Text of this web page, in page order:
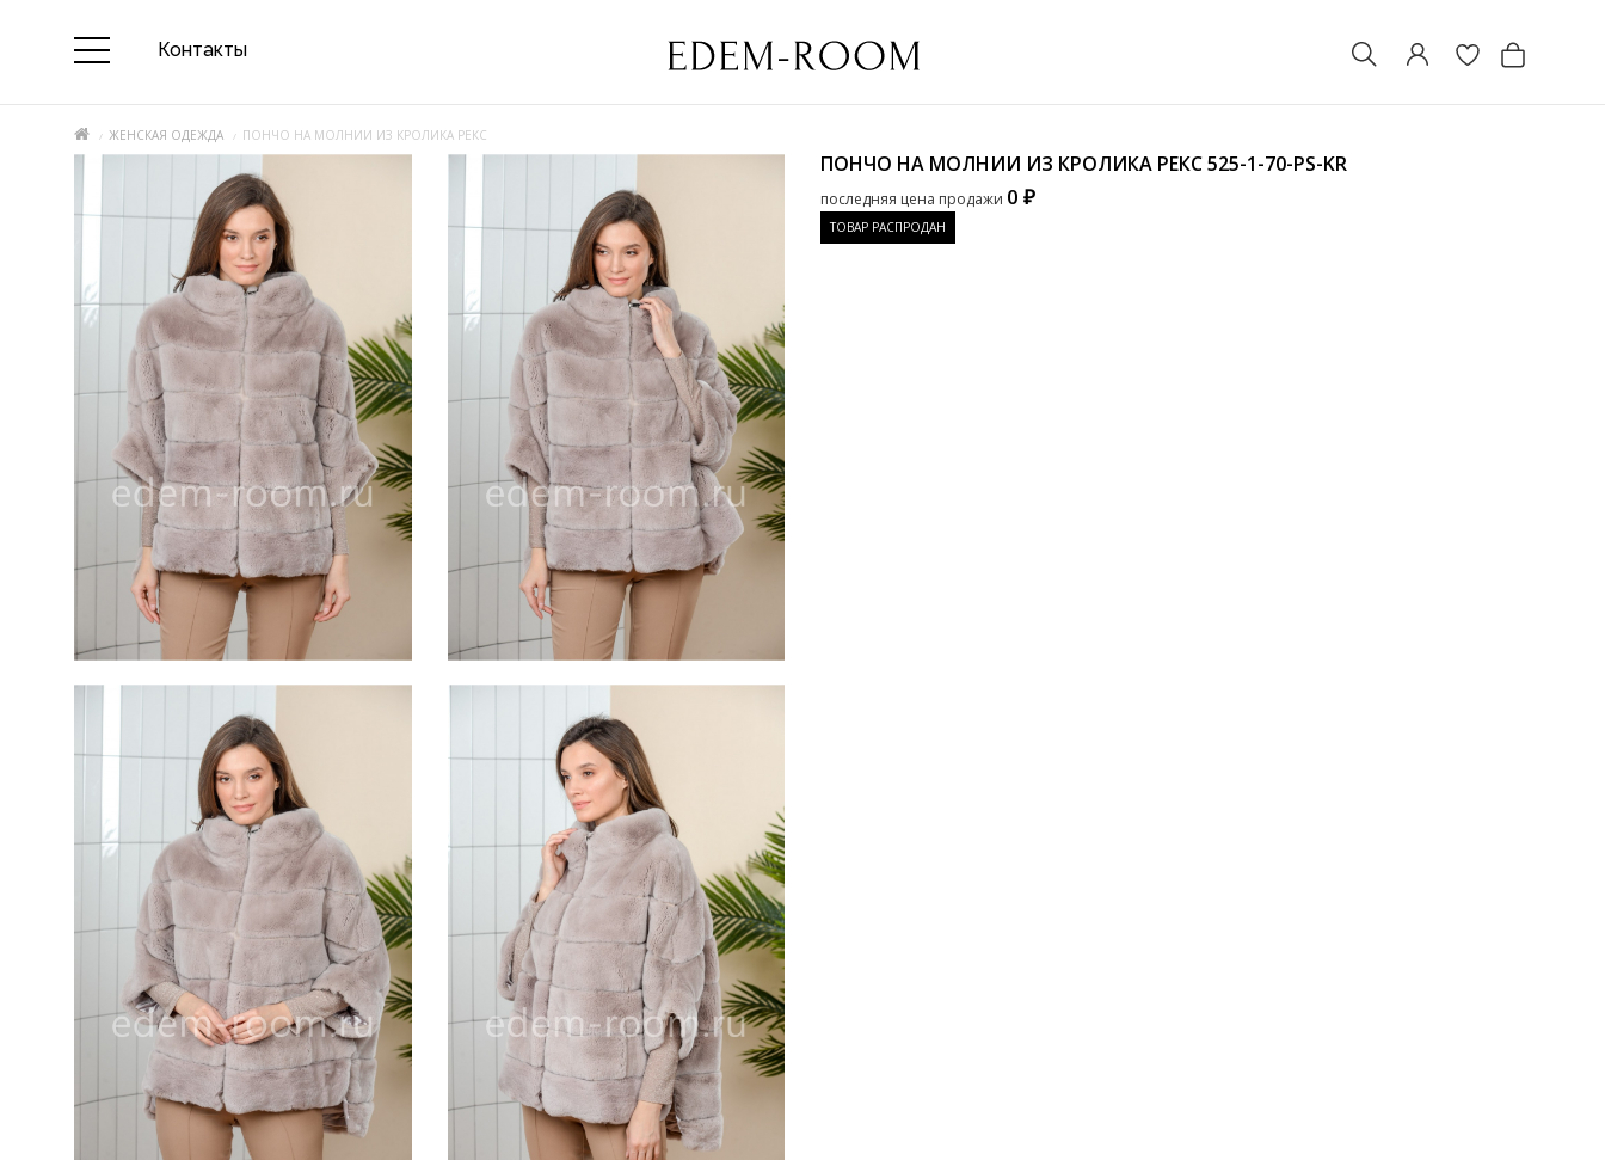
Контакты
ЖЕНСКАЯ ОДЕЖДА ПОНЧО НА МОЛНИИ ИЗ КРОЛИКА РЕКС
ПОНЧО НА МОЛНИИ ИЗ КРОЛИКА РЕКС525-1-70-PS-KR
последняя цена продажи 0 ₽
ТОВАР РАСПРОДАН